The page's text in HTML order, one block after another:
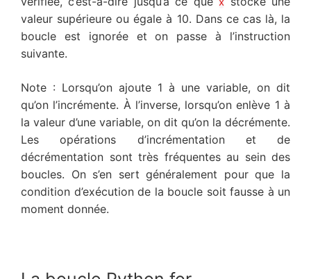
valeur supérieure ou égale à 10. Dans ce cas là, la
boucle est ignorée et on passe à l’instruction
suivante.
Note : Lorsqu’on ajoute 1 à une variable, on dit
qu’on l’incrémente. À l’inverse, lorsqu’on enlève 1 à
la valeur d’une variable, on dit qu’on la décrémente.
Les opérations d’incrémentation et de
décrémentation sont très fréquentes au sein des
boucles. On s’en sert généralement pour que la
condition d’exécution de la boucle soit fausse à un
moment donnée.